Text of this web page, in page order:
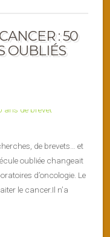
: 50
OUBLIÉS
de brevets… et
oubliée changeait
d’oncologie. Le
le cancer.Il n’a